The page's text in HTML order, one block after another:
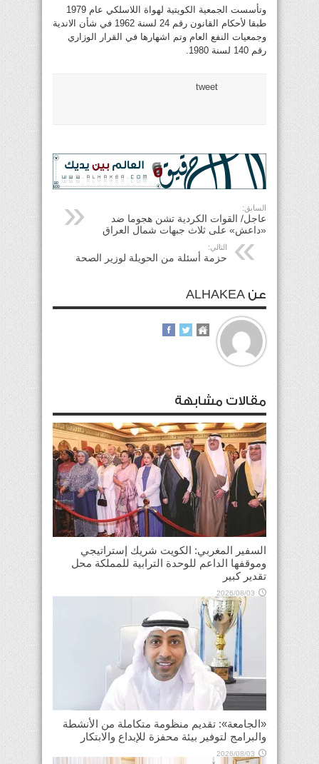
وتأسست الجمعية الكويتية لهواة اللاسلكي عام 1979
طبقا لأحكام القانون رقم 24 لسنة 1962 في شأن الاندية
وجمعيات النفع العام وتم اشهارها في القرار الوزاري
رقم 140 لسنة 1980.
tweet
السابق:
عاجل/ القوات الكردية تشن هجوما ضد
«داعش» على ثلاث جبهات شمال العراق
التالي:
حزمة أسئلة من الحويلة لوزير الصحة
عن ALHAKEA
مقالات مشابهة
السفير المغربي: الكويت شريك إستراتيجي
وموقفها الداعم للوحدة الترابية للمملكة محل
تقدير كبير
2026/08/03
«الجامعة»: تقديم منظومة متكاملة من الأنشطة
والبرامج لتوفير بيئة محفزة للإبداع والابتكار
2026/08/03